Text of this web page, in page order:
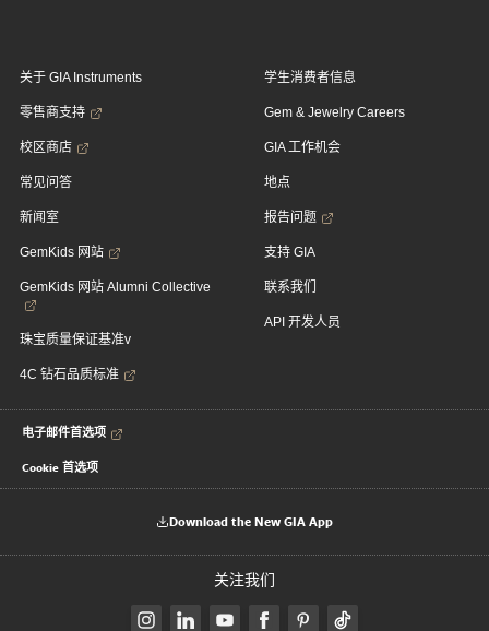
关于 GIA Instruments
零售商支持
校区商店
常见问答
新闻室
GemKids 网站
GemKids 网站 Alumni Collective
珠宝质量保证基准v
4C 钻石品质标准
学生消费者信息
Gem & Jewelry Careers
GIA 工作机会
地点
报告问题
支持 GIA
联系我们
API 开发人员
电子邮件首选项
Cookie 首选项
Download the New GIA App
关注我们